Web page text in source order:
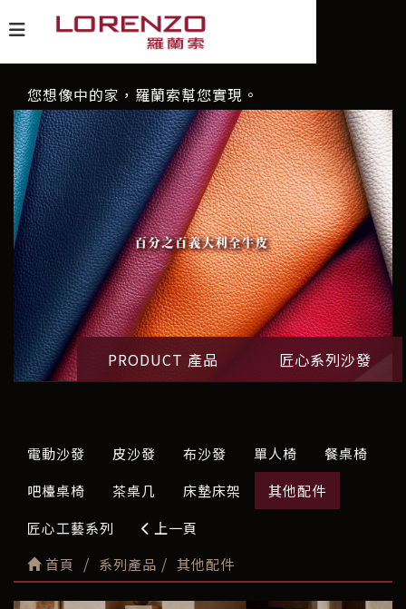
您想像中的家，羅蘭索幫您實現。
PRODUCT 產品 匠心系列沙發
電動沙發 皮沙發 布沙發 單人椅
餐桌椅
吧檯桌椅
茶桌几 床墊床架
其他配件
匠心工藝系列
上一頁
首頁
系列產品 其他配件